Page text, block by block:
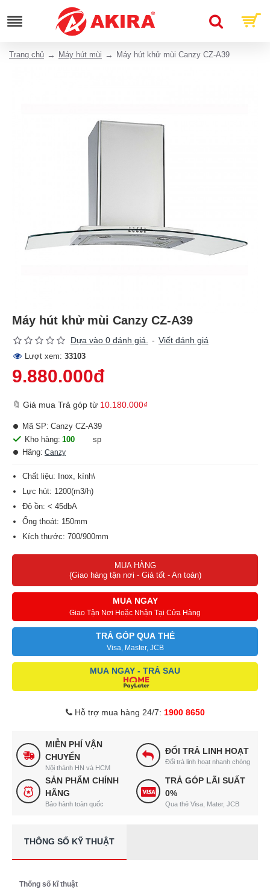
Trang chủ Máy hút mùi Máy hút khử mùi Canzy CZ-A39
Máy hút khử mùi Canzy CZ-A39
Dựa vào 0 đánh giá. - Viết đánh giá
Lượt xem: 33103
9.880.000đ
🔖 Giá mua Trả góp từ 10.180.000₫
Kho hàng: 100
sp
Hãng: Canzy
Mã SP: Canzy CZ-A39
Chất liệu: Inox, kính\
Lực hút: 1200(m3/h)
Độ ồn: < 45dbA
Ống thoát: 150mm
Kích thước: 700/900mm
MUA HÀNG
(Giao hàng tận nơi - Giá tốt - An toàn)
MUA NGAY
Giao Tận Nơi Hoặc Nhận Tại Cửa Hàng
TRẢ GÓP QUA THẺ
Visa, Master, JCB
MUA NGAY - TRẢ SAU
Hỗ trợ mua hàng 24/7: 1900 8650
MIỄN PHÍ VẬN
CHUYỂN
Nội thành HN và HCM
ĐỔI TRẢ LINH HOẠT
Đổi trả linh hoạt nhanh chóng
SẢN PHẨM CHÍNH
HÃNG
Bảo hành toàn quốc
TRẢ GÓP LÃI SUẤT
0%
Qua thẻ Visa, Mater, JCB
THÔNG SỐ KỸ THUẬT
Thống số kĩ thuật